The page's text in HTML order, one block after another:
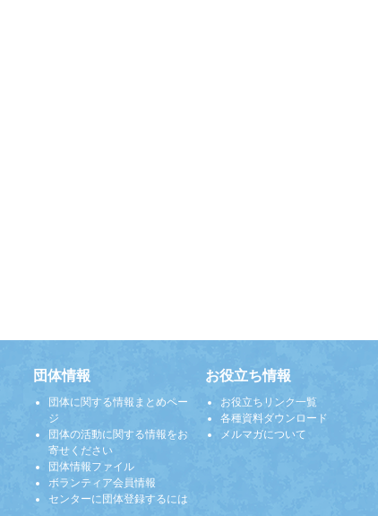
団体情報
団体に関する情報まとめペー
ジ
団体の活動に関する情報をお
寄せください
団体情報ファイル
ボランティア会員情報
センターに団体登録するには
お役立ち情報
お役立ちリンク一覧
各種資料ダウンロード
メルマガについて